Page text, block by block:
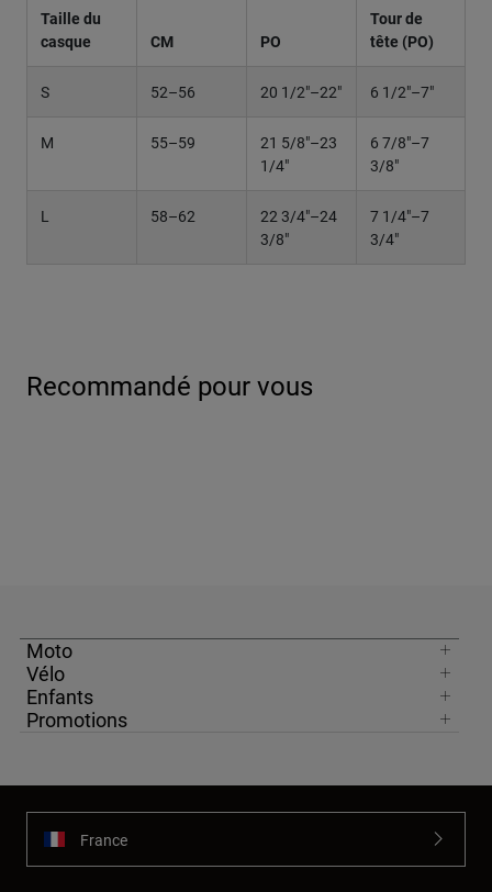
Taille du
casque
CM PO
Tour de
tête (PO)
S 52–56 20 1/2"–22" 6 1/2"–7"
M 55–59
21 5/8"–23
1/4"
6 7/8"–7
3/8"
L 58–62
22 3/4"–24
3/8"
7 1/4"–7
3/4"
Recommandé pour vous
Moto
Vélo
Enfants
Promotions
France